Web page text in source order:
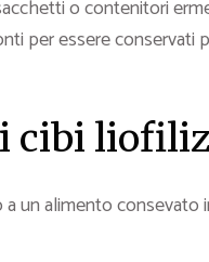
o contenitori
per essere conservati
cibi
un alimento consevato